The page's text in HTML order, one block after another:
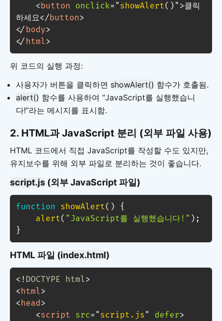
<button onclick= " showAlert( ) " >클릭
하세요</button>
</ body>
</ html>
위 코드의 실행 과정:
사용자가 버튼을 클릭하면 showAlert() 함수가 호출됨.
alert() 함수를 사용하여 “JavaScript를 실행했습니
다!”라는 메시지를 표시함.
2. HTML과 JavaScript 분리 (외부 파일 사용)
HTML 코드에서 직접 JavaScript를 작성할 수도 있지만,
유지보수를 위해 외부 파일로 분리하는 것이 좋습니다.
script.js (외부 JavaScript 파일)
function showAlert( )
{
alert( "JavaScript를 실행했습니다!" ) ;
}
HTML 파일 (index.html)
<! DOCTYPE html>
<html>
<head>
<script src= " script.js" defer>